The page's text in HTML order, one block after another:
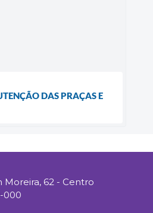
DAS PRAÇAS E
Moreira, 62 - Centro
000